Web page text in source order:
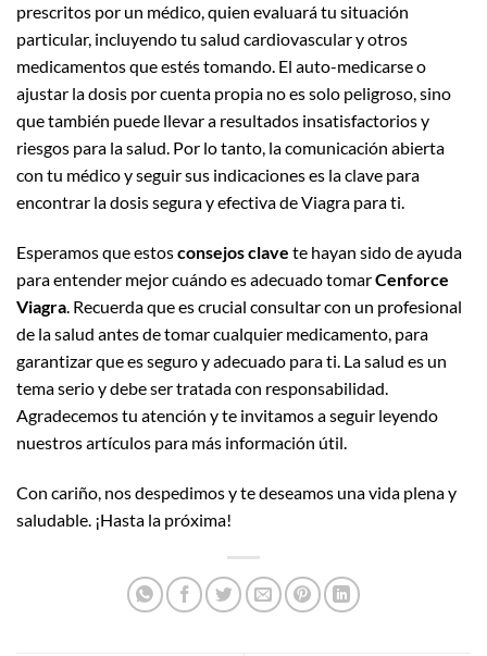
prescritos por un médico, quien evaluará tu situación
particular, incluyendo tu salud cardiovascular y otros
medicamentos que estés tomando. El auto-medicarse o
ajustar la dosis por cuenta propia no es solo peligroso, sino
que también puede llevar a resultados insatisfactorios y
riesgos para la salud. Por lo tanto, la comunicación abierta
con tu médico y seguir sus indicaciones es la clave para
encontrar la dosis segura y efectiva de Viagra para ti.
Esperamos que estosconsejos clave te hayan sido de ayuda
para entender mejor cuándo es adecuado tomarCenforce
Viagra. Recuerda que es crucial consultar con un profesional
de la salud antes de tomar cualquier medicamento, para
garantizar que es seguro y adecuado para ti. La salud es un
tema serio y debe ser tratada con responsabilidad.
Agradecemos tu atención y te invitamos a seguir leyendo
nuestros artículos para más información útil.
Con cariño, nos despedimos y te deseamos una vida plena y
saludable. ¡Hasta la próxima!